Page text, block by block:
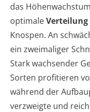
das
optimaleVerteilung
Knospen. An
ein zweimaliger
Stark wachsender
Sorten profitieren
während der
verzweigte und